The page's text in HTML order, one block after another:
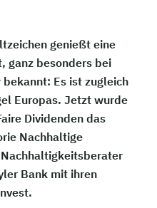
genießt eine
ganz besonders bei
Es ist zugleich
Europas. Jetzt wurde
Dividenden das
Nachhaltige
Bank mit ihren